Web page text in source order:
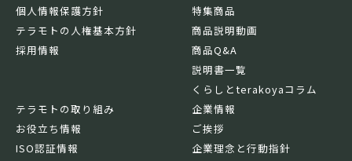
個人情報保護方針
テラモトの人権基本方針
採用情報
特集商品
商品説明動画
商品Q&A
説明書一覧
くらしとterakoyaコラム
テラモトの取り組み
お役立ち情報
ISO認証情報
企業情報
ご挨拶
企業理念と行動指針